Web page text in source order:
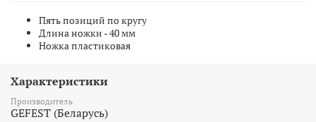
Пять позиций по кругу
Длина ножки - 40 мм
Ножка пластиковая
Характеристики
Производитель
GEFEST (Беларусь)